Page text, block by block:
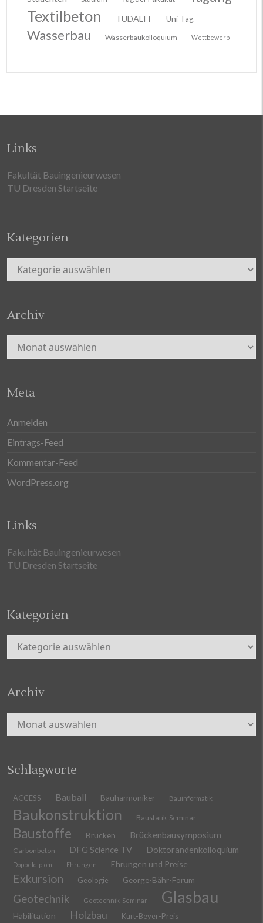
Textilbeton TUDALIT Uni-Tag
Wasserbau Wasserbaukolloquium Wettbewerb
Links
Fakultät Bauingenieurwesen
TU Dresden Startseite
Kategorien
Kategorien
Archiv
Archiv
Meta
Anmelden
Eintrags-Feed
Kommentar-Feed
WordPress.org
Links
Fakultät Bauingenieurwesen
TU Dresden Startseite
Kategorien
Kategorien
Archiv
Archiv
Schlagworte
ACCESS Bauball Bauharmoniker Bauinformatik
Baukonstruktion Baustatik-Seminar
Baustoffe Brücken Brückenbausymposium
Carbonbeton DFG Science TV Doktorandenkolloquium
Doppeldiplom Ehrungen Ehrungen und Preise
Exkursion Geologie George-Bähr-Forum
Geotechnik Geotechnik-Seminar Glasbau
Habilitation Holzbau Kurt-Beyer-Preis